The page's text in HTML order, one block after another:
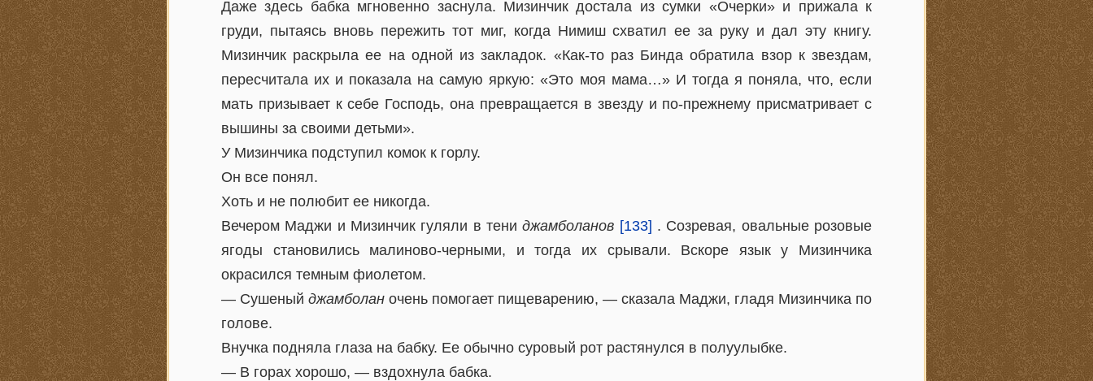
Даже здесь бабка мгновенно заснула. Мизинчик достала из сумки «Очерки» и прижала к
груди, пытаясь вновь пережить тот миг, когда Нимиш схватил ее за руку и дал эту книгу.
Мизинчик раскрыла ее на одной из закладок. «Как-то раз Бинда обратила взор к звездам,
пересчитала их и показала на самую яркую: «Это моя мама…» И тогда я поняла, что, если
мать призывает к себе Господь, она превращается в звезду и по-прежнему присматривает с
вышины за своими детьми».
У Мизинчика подступил комок к горлу.
Он все понял.
Хоть и не полюбит ее никогда.
Вечером Маджи и Мизинчик гуляли в тениджамболанов [133] . Созревая, овальные розовые
ягоды становились малиново-черными, и тогда их срывали. Вскоре язык у Мизинчика
окрасился темным фиолетом.
— Сушеный джамболан очень помогает пищеварению, — сказала Маджи, гладя Мизинчика по
голове.
Внучка подняла глаза на бабку. Ее обычно суровый рот растянулся в полуулыбке.
— В горах хорошо, — вздохнула бабка.